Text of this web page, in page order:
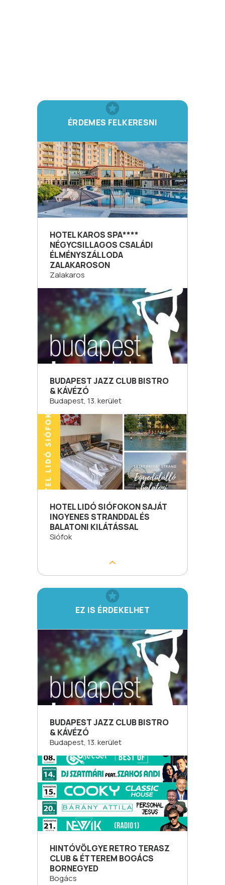
ÉRDEMES FELKERESNI
HOTEL KAROS SPA****
NÉGYCSILLAGOS CSALÁDI
ÉLMÉNYSZÁLLODA
ZALAKAROSON
Zalakaros
BUDAPEST JAZZ CLUB BISTRO
& KÁVÉZÓ
Budapest, 13. kerület
HOTEL LIDÓ SIÓFOKON SAJÁT
INGYENES STRANDDAL ÉS
BALATONI KILÁTÁSSAL
Siófok
EZ IS ÉRDEKELHET
BUDAPEST JAZZ CLUB BISTRO
& KÁVÉZÓ
Budapest, 13. kerület
HINTÓVÖLGYE RETRO TERASZ
CLUB & ÉTTEREM BOGÁCS
BORNEGYED
Bogács